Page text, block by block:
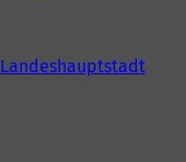
Landeshauptstadt